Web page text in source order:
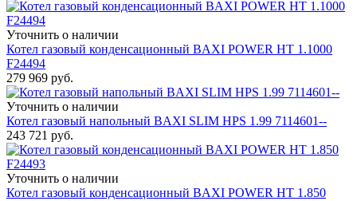
Уточнить о наличии
Котел газовый конденсационный BAXI POWER HT 1.1000
F24494
279 969 руб.
Уточнить о наличии
Котел газовый напольный BAXI SLIM HPS 1.99 7114601--
243 721 руб.
Уточнить о наличии
Котел газовый конденсационный BAXI POWER HT 1.850